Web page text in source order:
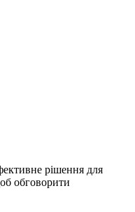
рішення для
обговорити